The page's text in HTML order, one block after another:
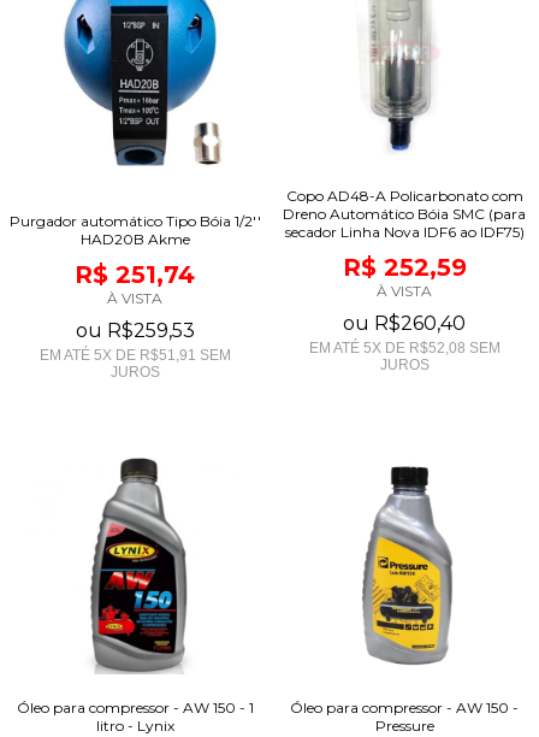
Purgador automático Tipo Bóia 1/2''
HAD20B Akme
R$ 251,74
À VISTA
ou R$259,53
EM ATÉ 5X DE R$51,91 SEM
JUROS
Copo AD48-A Policarbonato com
Dreno Automático Bóia SMC (para
secador Linha Nova IDF6 ao IDF75)
R$ 252,59
À VISTA
ou R$260,40
EM ATÉ 5X DE R$52,08 SEM
JUROS
Óleo para compressor - AW 150 - 1
litro - Lynix
Óleo para compressor - AW 150 -
Pressure